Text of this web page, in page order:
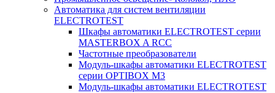
Автоматика для систем вентиляции
ELECTROTEST
Шкафы автоматики ELECTROTEST серии
MASTERBOX A RCC
Частотные преобразователи
Модуль-шкафы автоматики ELECTROTEST
серии OPTIBOX M3
Модуль-шкафы автоматики ELECTROTEST